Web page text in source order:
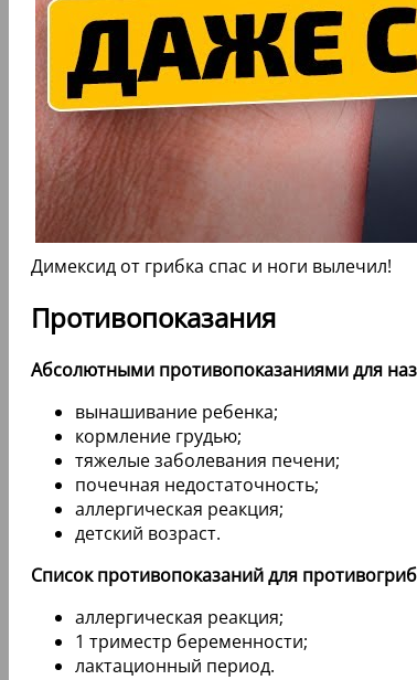
Димексид от грибка спас и ноги вылечил!
Противопоказания
Абсолютными противопоказаниями для
вынашивание ребенка;
кормление грудью;
тяжелые заболевания печени;
почечная недостаточность;
аллергическая реакция;
детский возраст.
Список противопоказаний для
аллергическая реакция;
1 триместр беременности;
лактационный период.